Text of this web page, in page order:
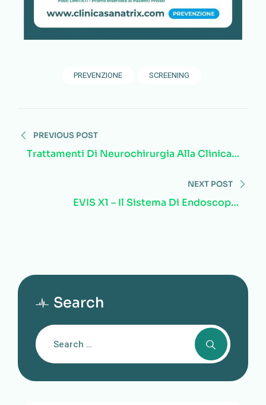
PREVENZIONE SCREENING
PREVIOUS POST
Trattamenti Di Neurochirurgia Alla Clinica
NEXT POST
EVIS X1 – Il Sistema Di Endoscopia
Search